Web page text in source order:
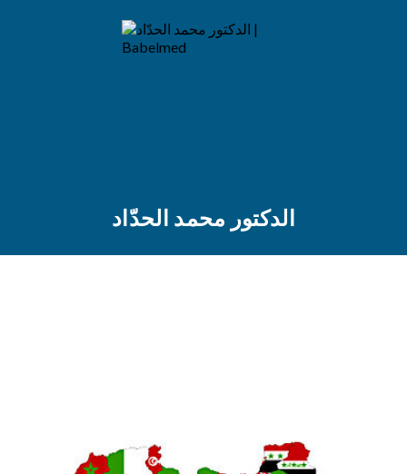
الدكتور محمد الحدّاد